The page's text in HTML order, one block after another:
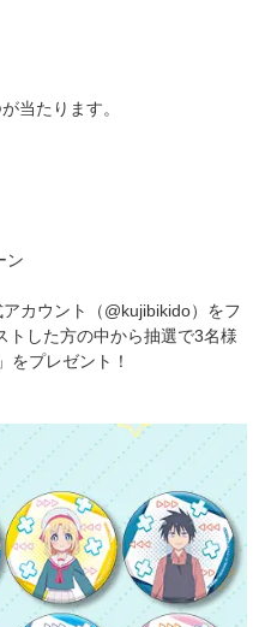
当たります。
ン
カウント（@kujibikido）をフ
トした方の中から抽選で3名様
をプレゼント！